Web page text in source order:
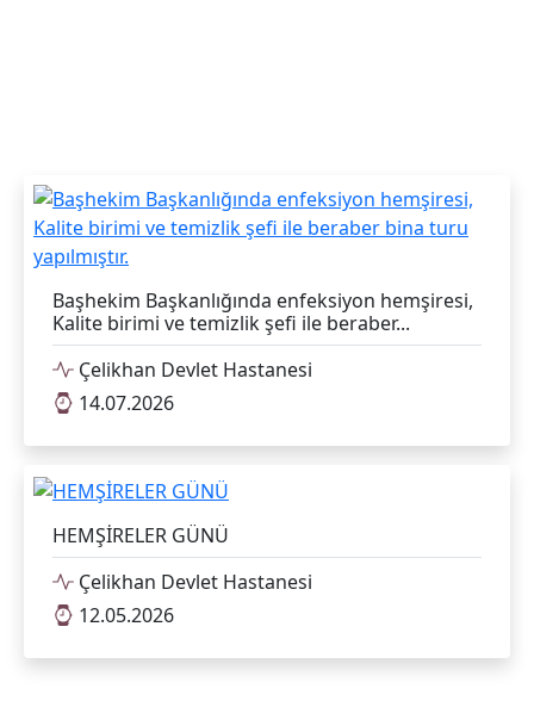
Başhekim Başkanlığında enfeksiyon hemşiresi,
Kalite birimi ve temizlik şefi ile beraber...
Çelikhan Devlet Hastanesi
14.07.2026
HEMŞİRELER GÜNÜ
Çelikhan Devlet Hastanesi
12.05.2026